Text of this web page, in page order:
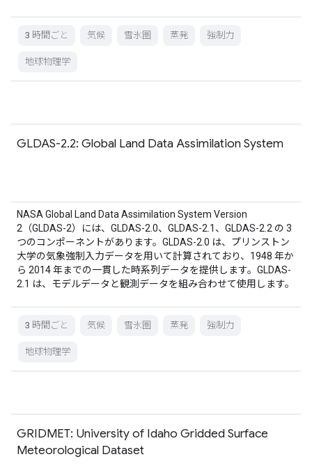
3 時間ごと 気候 雪氷圏 蒸発 強制力
地球物理学
GLDAS-2.2: Global Land Data Assimilation System
NASA Global Land Data Assimilation System Version
2（GLDAS-2）には、GLDAS-2.0、GLDAS-2.1、GLDAS-2.2 の 3
つのコンポーネントがあります。GLDAS-2.0 は、プリンストン
大学の気象強制入力データを用いて計算されており、1948 年か
ら 2014 年までの一貫した時系列データを提供します。GLDAS-
2.1 は、モデルデータと観測データを組み合わせて使用します。
3 時間ごと 気候 雪氷圏 蒸発 強制力
地球物理学
GRIDMET: University of Idaho Gridded Surface
Meteorological Dataset